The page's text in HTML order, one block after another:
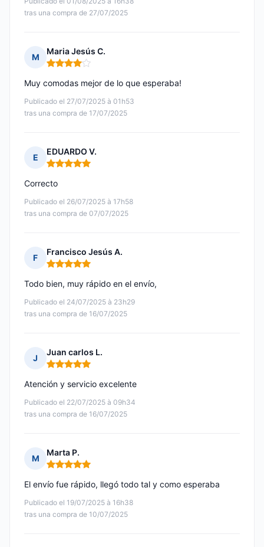
tras una compra de 27/07/2025
M
Maria Jesús C.
Nota: 4 de 5
Publicado el 27/07/2025 à 01h53
tras una compra de 17/07/2025
Muy comodas mejor de lo que esperaba!
E
EDUARDO V.
Nota: 5 de 5
Publicado el 26/07/2025 à 17h58
tras una compra de 07/07/2025
Correcto
F
Francisco Jesús A.
Nota: 5 de 5
Publicado el 24/07/2025 à 23h29
tras una compra de 16/07/2025
Todo bien, muy rápido en el envío,
J
Juan carlos L.
Nota: 5 de 5
Publicado el 22/07/2025 à 09h34
tras una compra de 16/07/2025
Atención y servicio excelente
M
Marta P.
Nota: 5 de 5
Publicado el 19/07/2025 à 16h38
tras una compra de 10/07/2025
El envío fue rápido, llegó todo tal y como esperaba